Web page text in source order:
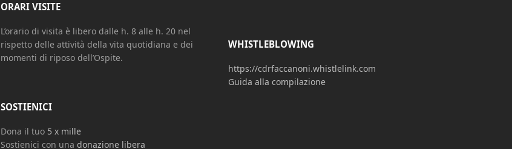
ORARI VISITE
L’orario di visita è libero dalle h. 8 alle h. 20 nel
rispetto delle attività della vita quotidiana e dei
momenti di riposo dell’Ospite.
SOSTIENICI
Dona il tuo 5 x mille
Sostienici con una donazione libera
WHISTLEBLOWING
https://cdrfaccanoni.whistlelink.com
Guida alla compilazione